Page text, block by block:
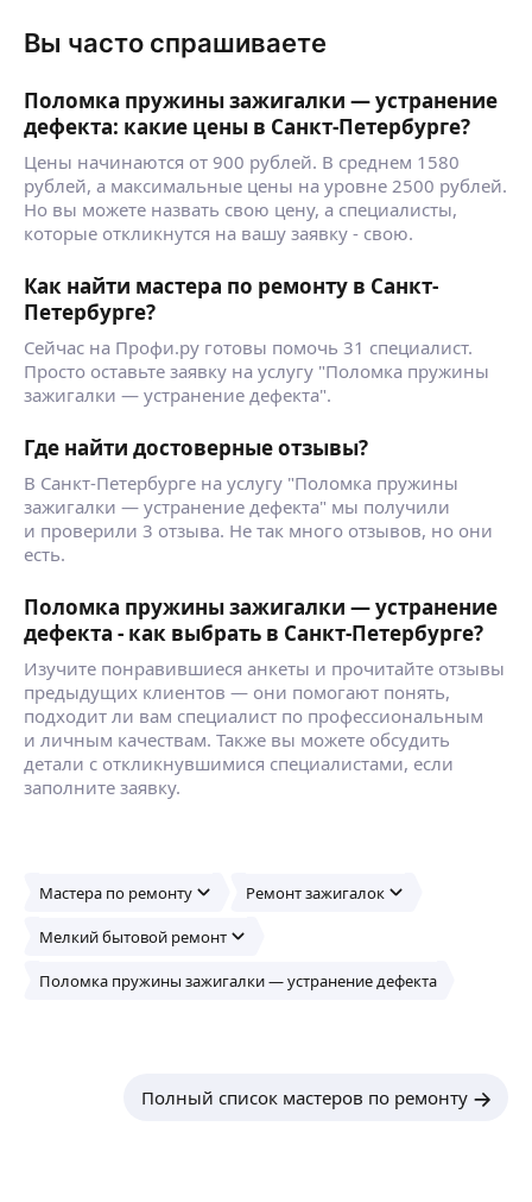
Вы часто спрашиваете
Поломка пружины зажигалки — устранение
дефекта: какие цены в Санкт-Петербурге?
Цены начинаются от 900 рублей. В среднем 1580
рублей, а максимальные цены на уровне 2500 рублей.
Но вы можете назвать свою цену, а специалисты,
которые откликнутся на вашу заявку - свою.
Как найти мастера по ремонту в Санкт-
Петербурге?
Сейчас на Профи.ру готовы помочь 31 специалист.
Просто оставьте заявку на услугу "Поломка пружины
зажигалки — устранение дефекта".
Где найти достоверные отзывы?
В Санкт-Петербурге на услугу "Поломка пружины
зажигалки — устранение дефекта" мы получили
и проверили 3 отзыва. Не так много отзывов, но они
есть.
Поломка пружины зажигалки — устранение
дефекта - как выбрать в Санкт-Петербурге?
Изучите понравившиеся анкеты и прочитайте отзывы
предыдущих клиентов — они помогают понять,
подходит ли вам специалист по профессиональным
и личным качествам. Также вы можете обсудить
детали с откликнувшимися специалистами, если
заполните заявку.
Мастера по ремонту Ремонт зажигалок
Мелкий бытовой ремонт
Поломка пружины зажигалки — устранение дефекта
Полный список мастеров по ремонту